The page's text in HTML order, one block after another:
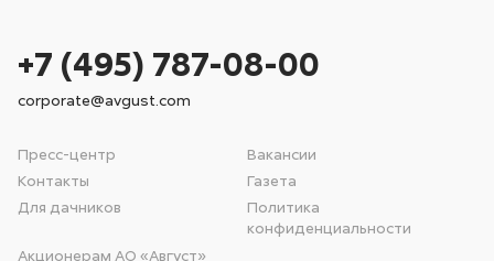
Пресс-центр
Вакансии
Контакты
Газета
Для дачников
Политика
конфиденциальности
Акционерам АО «Август»
+7 (495) 787-08-00
corporate@avgust.com